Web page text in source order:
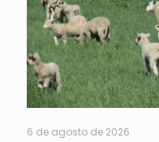
6 de agosto de 2026